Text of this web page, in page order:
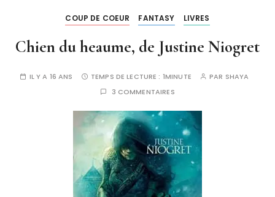
COUP DE COEUR FANTASY LIVRES
Chien du heaume, de Justine Niogret
IL Y A 16 ANS TEMPS DE LECTURE : 1MINUTE PAR SHAYA
3 COMMENTAIRES